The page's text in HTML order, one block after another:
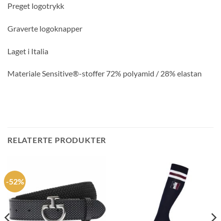
Preget logotrykk
Graverte logoknapper
Laget i Italia
Materiale Sensitive®-stoffer 72% polyamid / 28% elastan
RELATERTE PRODUKTER
-52%